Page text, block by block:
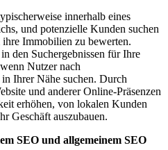
innerhalb eines
und potenzielle Kunden suchen
Immobilien zu bewerten.
den Suchergebnissen für Ihre
Nutzer nach
Ihrer Nähe suchen. Durch
und anderer Online-Präsenzen
erhöhen, von lokalen Kunden
Geschäft auszubauen.
SEO und allgemeinem SEO